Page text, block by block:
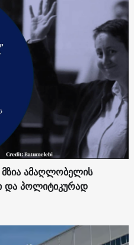
ამაღლობელის
და პოლიტიკურად